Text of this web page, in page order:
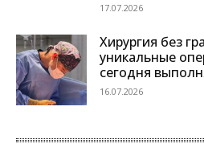
17.07.2026
Хирургия без
уникальные
сегодня
16.07.2026